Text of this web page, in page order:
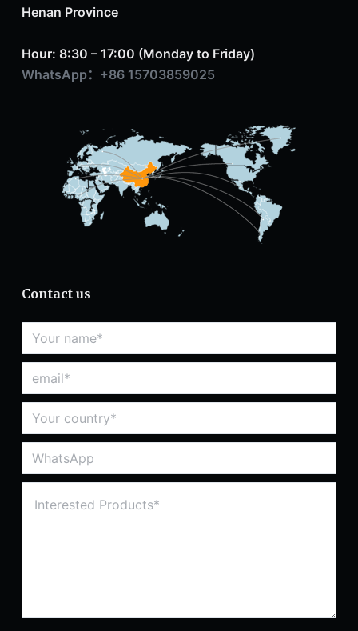
Henan Province
Hour: 8:30 – 17:00 (Monday to Friday)
WhatsApp：+86 15703859025
Contact us